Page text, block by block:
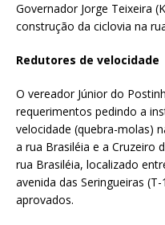
Governador Jorge Teixeira
construção da ciclovia na
Redutores de velocidade
O vereador Júnior do
requerimentos pedindo a
velocidade (quebra-molas)
a rua Brasiléia e a Cruzeiro
rua Brasiléia, localizado
avenida das Seringueiras
aprovados.